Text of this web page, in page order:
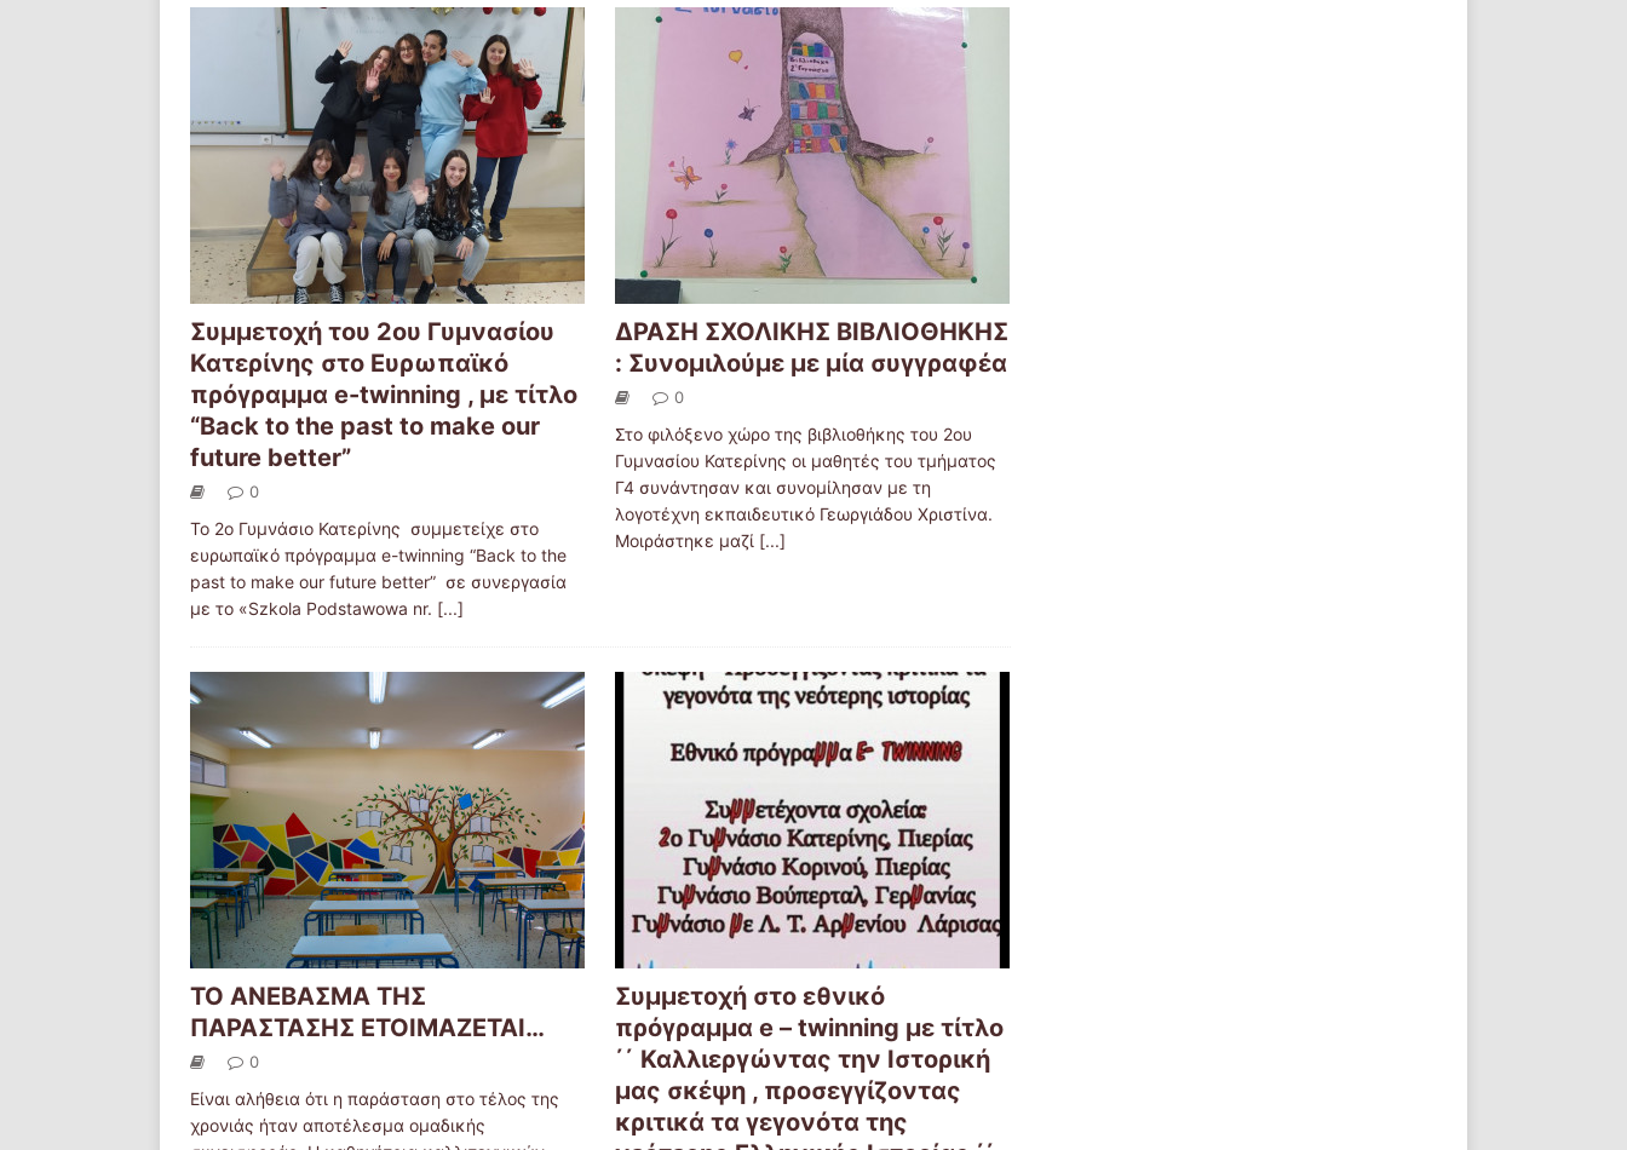
Συμμετοχή του 2ου Γυμνασίου
Κατερίνης στο Ευρωπαϊκό
πρόγραμμα e-twinning , με τίτλο
“Back to the past to make our
future better”
0
Το 2ο Γυμνάσιο Κατερίνης συμμετείχε στο
ευρωπαϊκό πρόγραμμα e-twinning “Back to the
past to make our future better” σε συνεργασία
με το «Szkola Podstawowa nr. [...]
ΔΡΑΣΗ ΣΧΟΛΙΚΗΣ ΒΙΒΛΙΟΘΗΚΗΣ
: Συνομιλούμε με μία συγγραφέα
0
Στο φιλόξενο χώρο της βιβλιοθήκης του 2ου
Γυμνασίου Κατερίνης οι μαθητές του τμήματος
Γ4 συνάντησαν και συνομίλησαν με τη
λογοτέχνη εκπαιδευτικό Γεωργιάδου Χριστίνα.
Μοιράστηκε μαζί [...]
ΤΟ ΑΝΕΒΑΣΜΑ ΤΗΣ
ΠΑΡΑΣΤΑΣΗΣ ΕΤΟΙΜΑΖΕΤΑΙ…
0
Είναι αλήθεια ότι η παράσταση στο τέλος της
χρονιάς ήταν αποτέλεσμα ομαδικής
Συμμετοχή στο εθνικό
πρόγραμμα e – twinning με τίτλο
΄΄ Καλλιεργώντας την Ιστορική
μας σκέψη , προσεγγίζοντας
κριτικά τα γεγονότα της